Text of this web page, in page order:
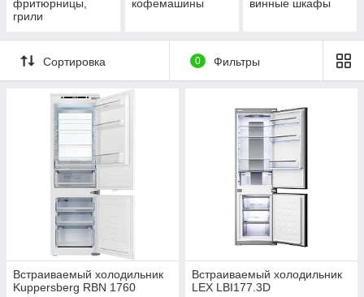
фритюрницы,
грили
кофемашины
винные шкафы
Сортировка 0 Фильтры
Встраиваемый холодильник
Kuppersberg RBN 1760
Встраиваемый холодильник
LEX LBI177.3D